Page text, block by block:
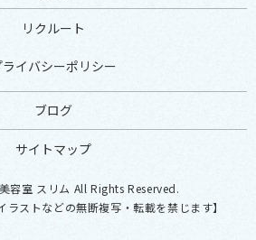
リクルート
ライバシーポリシー
ブログ
サイトマップ
室 スリム All Rights Reserved.
ラストなどの無断複写・転載を禁じます】